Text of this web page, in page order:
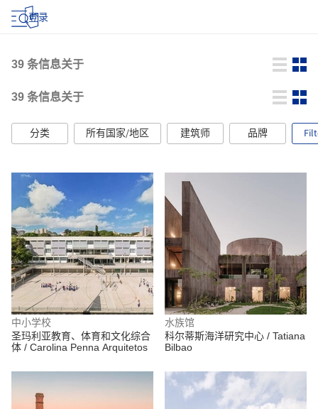
登录
39 条信息关于
39 条信息关于
分类 所有国家/地区 建筑师 品牌
中小学校
圣玛利亚教育、体育和文化综合
体 / Carolina Penna Arquitetos
水族馆
科尔蒂斯海洋研究中心 / Tatiana
Bilbao